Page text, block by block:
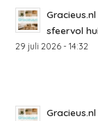
sfeervol
29 juli 2026 - 14:32